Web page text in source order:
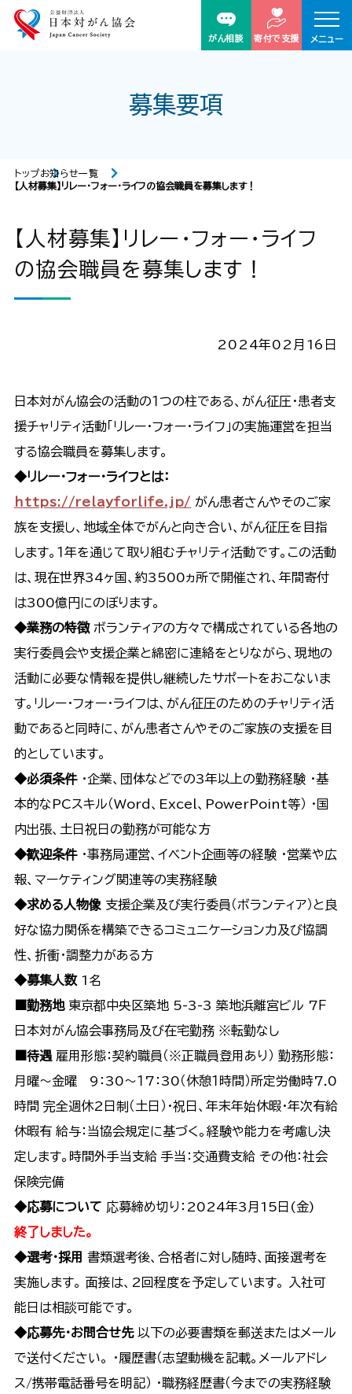
がん相談 寄付で支援 メニュー
募集要項
トップお知らせ一覧
【人材募集】リレー・フォー・ライフの協会職員を募集します！
【人材募集】リレー・フォー・ライフ
の協会職員を募集します！
2024年02月16日
日本対がん協会の活動の１つの柱である、がん征圧・患者支
援チャリティ活動「リレー・フォー・ライフ」の実施運営を担当
する協会職員を募集します。
◆リレー・フォー・ライフとは：
https://relayforlife.jp/ がん患者さんやそのご家
族を支援し、地域全体でがんと向き合い、がん征圧を目指
します。１年を通じて取り組むチャリティ活動です。この活動
は、現在世界34ヶ国、約3500ヵ所で開催され、年間寄付
は300億円にのぼります。
◆業務の特徴ボランティアの方々で構成されている各地の
実行委員会や支援企業と綿密に連絡をとりながら、現地の
活動に必要な情報を提供し継続したサポートをおこないま
す。リレー・フォー・ライフは、がん征圧のためのチャリティ活
動であると同時に、がん患者さんやそのご家族の支援を目
的としています。
◆必須条件・企業、団体などでの3年以上の勤務経験 ・基
本的なPCスキル（Word、Excel、PowerPoint等） ・国
内出張、土日祝日の勤務が可能な方
◆歓迎条件・事務局運営、イベント企画等の経験 ・営業や広
報、マーケティング関連等の実務経験
◆求める人物像 支援企業及び実行委員（ボランティア）と良
好な協力関係を構築できるコミュニケーション力及び協調
性、折衝・調整力がある方
◆募集人数1名
■勤務地東京都中央区築地 5-3-3 築地浜離宮ビル 7Ｆ
日本対がん協会事務局及び在宅勤務 ※転勤なし
■待遇雇用形態：契約職員（※正職員登用あり） 勤務形態：
月曜～金曜 9：30～１7：30（休憩１時間）所定労働時7.0
時間 完全週休2日制（土日）・祝日、年末年始休暇・年次有給
休暇有 給与：当協会規定に基づく。経験や能力を考慮し決
定します。時間外手当支給 手当：交通費支給 その他：社会
保険完備
◆応募について 応募締め切り：2024年3月15日(金)
終了しました。
◆選考・採用 書類選考後、合格者に対し随時、面接選考を
実施します。 面接は、2回程度を予定しています。 入社可
能日は相談可能です。
◆応募先・お問合せ先以下の必要書類を郵送またはメール
で送付ください。 ・履歴書（志望動機を記載。メールアドレ
ス/携帯電話番号を明記） ・職務経歴書（今までの実務経験